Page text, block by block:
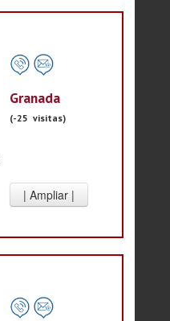
Granada
(-25 visitas)